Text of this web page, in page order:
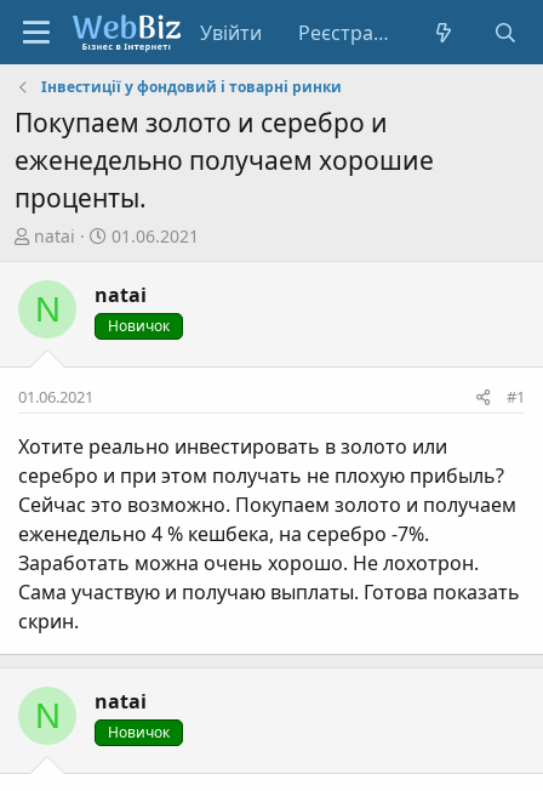
Увійти Реєстрація
Інвестиції у фондовий і товарні ринки
Покупаем золото и серебро и
еженедельно получаем хорошие
проценты.
А
т
о
р
т
е
и
natai
Д
т
а
с
т
р
н
н
я
01.06.2021
N natai
Новичок
01.06.2021 #1
Хотите реально инвестировать в золото или
серебро и при этом получать не плохую прибыль?
Сейчас это возможно. Покупаем золото и получаем
еженедельно 4 % кешбека, на серебро -7%.
Заработать можна очень хорошо. Не лохотрон.
Сама участвую и получаю выплаты. Готова показать
скрин.
N natai
Новичок